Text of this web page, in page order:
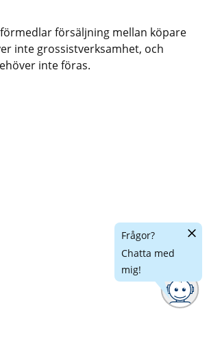
försäljning mellan köpare
inte grossistverksamhet, och
inte föras.
Frågor?
Chatta med
mig!
Dölj